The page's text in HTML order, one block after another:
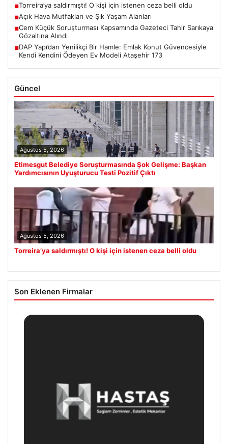
■Torreira’ya saldırmıştı! O kişi için istenen ceza belli oldu
■Açık Hava Mutfakları ve Şık Yaşam Alanları
■Cem Küçük Soruşturması Kapsamında Gazeteci Tahir Sarıkaya
Gözaltına Alındı
■DAP Yapı’dan Yenilikçi Bir Hamle: Emlak Konut Güvencesiyle
Kendi Kendini Ödeyen Ev Modeli Ataşehir 173
Güncel
Ağustos 5, 2026
Etimesgut Belediye Soruşturmasında Şok Gelişme: Başkan
Yardımcısının Uyuşturucu Testi Pozitif Çıktı
Ağustos 5, 2026
Torreira’ya saldırmıştı! O kişi için istenen ceza belli oldu
Son Eklenen Firmalar